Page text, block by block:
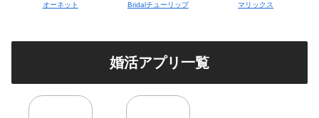
オーネット Bridalチューリップ マリックス
婚活アプリ一覧